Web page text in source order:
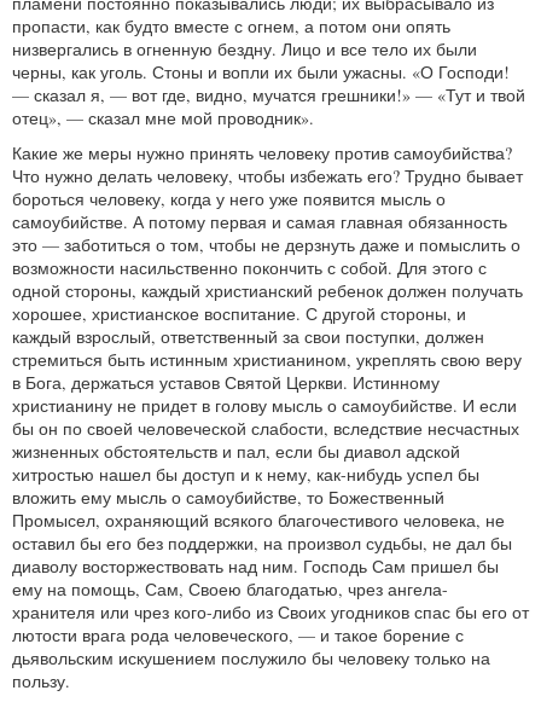
пропасти, как будто вместе с огнем, а потом они опять
низвергались в огненную бездну. Лицо и все тело их были
черны, как уголь. Стоны и вопли их были ужасны. «О Господи!
— сказал я, — вот где, видно, мучатся грешники!» — «Тут и твой
отец», — сказал мне мой проводник».
Какие же меры нужно принять человеку против самоубийства?
Что нужно делать человеку, чтобы избежать его? Трудно бывает
бороться человеку, когда у него уже появится мысль о
самоубийстве. А потому первая и самая главная обязанность
это — заботиться о том, чтобы не дерзнуть даже и помыслить о
возможности насильственно покончить с собой. Для этого с
одной стороны, каждый христианский ребенок должен получать
хорошее, христианское воспитание. С другой стороны, и
каждый взрослый, ответственный за свои поступки, должен
стремиться быть истинным христианином, укреплять свою веру
в Бога, держаться уставов Святой Церкви. Истинному
христианину не придет в голову мысль о самоубийстве. И если
бы он по своей человеческой слабости, вследствие несчастных
жизненных обстоятельств и пал, если бы диавол адской
хитростью нашел бы доступ и к нему, как-нибудь успел бы
вложить ему мысль о самоубийстве, то Божественный
Промысел, охраняющий всякого благочестивого человека, не
оставил бы его без поддержки, на произвол судьбы, не дал бы
диаволу восторжествовать над ним. Господь Сам пришел бы
ему на помощь, Сам, Своею благодатью, чрез ангела-
хранителя или чрез кого-либо из Своих угодников спас бы его от
лютости врага рода человеческого, — и такое борение с
дьявольским искушением послужило бы человеку только на
пользу.